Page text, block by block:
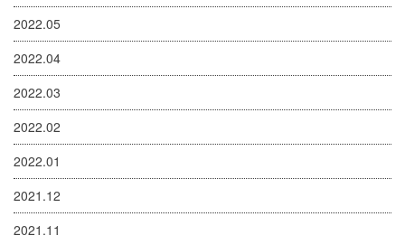
2022.05
2022.04
2022.03
2022.02
2022.01
2021.12
2021.11